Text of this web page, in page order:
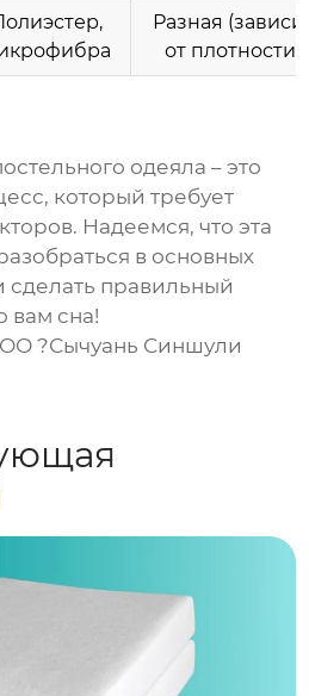
Разная
от плотности)
одеяла – это
который требует
Надеемся, что эта
в основных
сделать правильный
вам сна!
?Сычуань Синшули